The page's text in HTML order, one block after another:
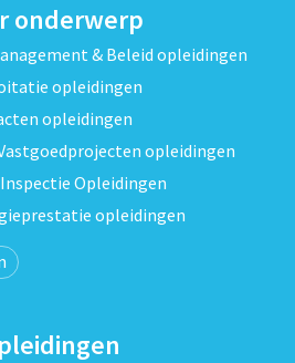
onderwerp
& Beleid opleidingen
opleidingen
opleidingen
opleidingen
Opleidingen
opleidingen